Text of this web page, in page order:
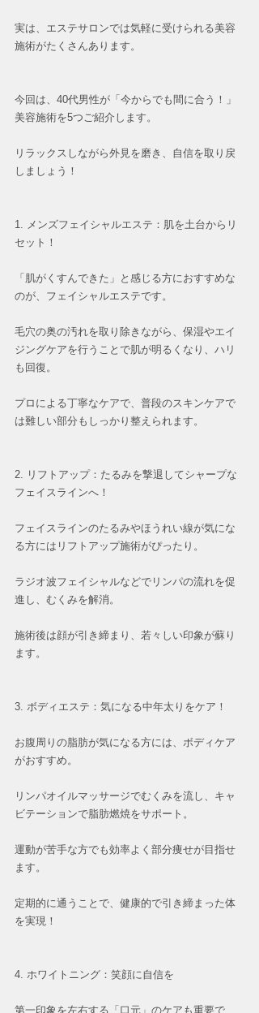
実は、エステサロンでは気軽に受けられる美容
施術がたくさんあります。
今回は、40代男性が「今からでも間に合う！」
美容施術を5つご紹介します。
リラックスしながら外見を磨き、自信を取り戻
しましょう！
1. メンズフェイシャルエステ：肌を土台からリ
セット！
「肌がくすんできた」と感じる方におすすめな
のが、フェイシャルエステです。
毛穴の奥の汚れを取り除きながら、保湿やエイ
ジングケアを行うことで肌が明るくなり、ハリ
も回復。
プロによる丁寧なケアで、普段のスキンケアで
は難しい部分もしっかり整えられます。
2. リフトアップ：たるみを撃退してシャープな
フェイスラインへ！
フェイスラインのたるみやほうれい線が気にな
る方にはリフトアップ施術がぴったり。
ラジオ波フェイシャルなどでリンパの流れを促
進し、むくみを解消。
施術後は顔が引き締まり、若々しい印象が蘇り
ます。
3. ボディエステ：気になる中年太りをケア！
お腹周りの脂肪が気になる方には、ボディケア
がおすすめ。
リンパオイルマッサージでむくみを流し、キャ
ビテーションで脂肪燃焼をサポート。
運動が苦手な方でも効率よく部分痩せが目指せ
ます。
定期的に通うことで、健康的で引き締まった体
を実現！
4. ホワイトニング：笑顔に自信を
第一印象を左右する「口元」のケアも重要で